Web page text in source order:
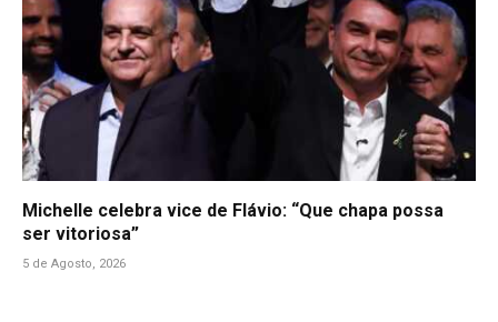
Michelle celebra vice de Flávio: “Que chapa possa
ser vitoriosa”
5 de Agosto, 2026